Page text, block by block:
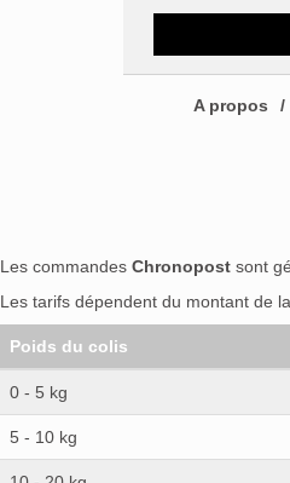
A propos
Les commandes Chronopost sont
Les tarifs dépendent du montant de
Poids du colis
0 - 5 kg
5 - 10 kg